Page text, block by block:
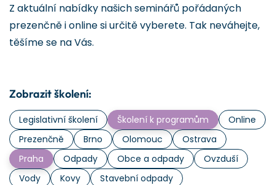
Z aktuální nabídky našich seminářů pořádaných
prezenčně i online si určitě vyberete. Tak neváhejte,
těšíme se na Vás.
Zobrazit školení:
Legislativní školení Školení k programům
Online
Prezenčně
Brno Olomouc
Ostrava
Praha
Odpady Obce a odpady
Ovzduší
Vody
Kovy
Stavební odpady